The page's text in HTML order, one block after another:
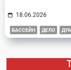
18.06.2026
БАССЕЙН ДЕЛО